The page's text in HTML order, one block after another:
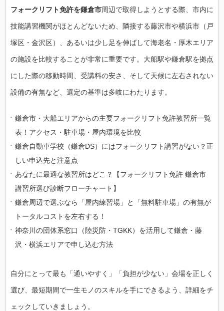
フォークリフト免許を鎌倉市周辺で取得しようとする際、市内に
技能講習機関がほとんどないため、隣接する藤沢市や横浜市（戸
塚区・金沢区）、あるいは少し足を伸ばして海老名・厚木エリア
の施設を比較することが非常に重要です。大船駅や鎌倉駅を拠点
にした際の移動時間、受講料の安さ、そして天候に左右されない
設備の有無など、選定の基準は多岐にわたります。
鎌倉市・大船エリアからの主要フォークリフト免許教習所一覧
表！アクセス・駐車場・屋内環境を比較
鎌倉自動車学校（鎌倉DS）にはフォークリフト講習がない？正
しい申込先と注意点
あなたに最適な教習所はどこ？【フォークリフト免許 鎌倉市
講習所選び診断フローチャート】
鎌倉周辺で選ぶなら「屋内練習場」と「無料駐車場」の有無が
トータルコストを左右する！
神奈川の団体系窓口（陸災防・TGKK）を活用して鎌倉・藤
沢・横浜エリアで申し込む方法
自分にとって最も「通いやすく」「負担が少ない」会場を正しく
選び、最短期間で一生モノのスキルを手にできるよう、詳細をチ
ェックしていきましょう。